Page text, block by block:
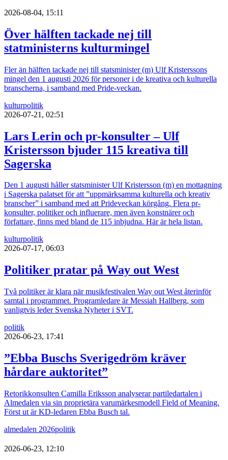
2026-08-04, 15:11
Över hälften tackade nej till
statministerns kulturmingel
Fler än hälften tackade nej till statsminister (m) Ulf Kristerssons
mingel den 1 augusti 2026 för personer i de kreativa och kulturella
branscherna, i samband med Pride-veckan.
kulturpolitik
2026-07-21, 02:51
Lars Lerin och pr-konsulter – Ulf
Kristersson bjuder 115 kreativa till
Sagerska
Den 1 augusti håller statsminister Ulf Kristersson (m) en mottagning
i Sagerska palatset för att ”uppmärksamma kulturella och kreativ
branscher” i samband med att Prideveckan körgång. Flera pr-
konsulter, politiker och influerare, men även konstnärer och
författare, finns med bland de 115 inbjudna. Här är hela listan.
kulturpolitik
2026-07-17, 06:03
Politiker pratar på Way out West
Två politiker är klara när musikfestivalen Way out West återinför
samtal i programmet. Programledare är Messiah Hallberg, som
vanligtvis leder Svenska Nyheter i SVT.
politik
2026-06-23, 17:41
”Ebba Buschs Sverigedröm kräver
hårdare auktoritet”
Retorikkonsulten Camilla Eriksson analyserar partiledartalen i
Almedalen via sin proprietära varumärkesmodell Field of Meaning.
Först ut är KD-ledaren Ebba Busch tal.
almedalen 2026politik
2026-06-23, 12:10